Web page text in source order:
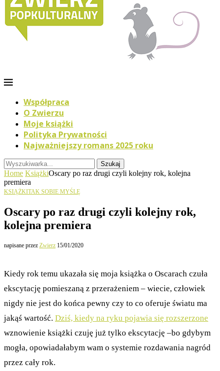
Współpraca
O Zwierzu
Moje książki
Polityka Prywatności
Najważniejszy romans 2025 roku
Szukaj
Home KsiążkiOscary po raz drugi czyli kolejny rok, kolejna
premiera
KSIĄŻKITAK SOBIE MYŚLĘ
Oscary po raz drugi czyli kolejny rok,
kolejna premiera
napisane przez Zwierz 15/01/2020
Kiedy rok temu ukazała się moja książka o Oscarach czuła
ekscytację pomieszaną z przerażeniem – wiecie, człowiek
nigdy nie jest do końca pewny czy to co oferuje światu ma
jakąś wartość. Dziś, kiedy na ryku pojawia się rozszerzone
wznowienie książki czuję już tylko ekscytację –bo gdybym
mogła, opowiadałabym wam o systemie rozdawania nagród
przez cały rok.